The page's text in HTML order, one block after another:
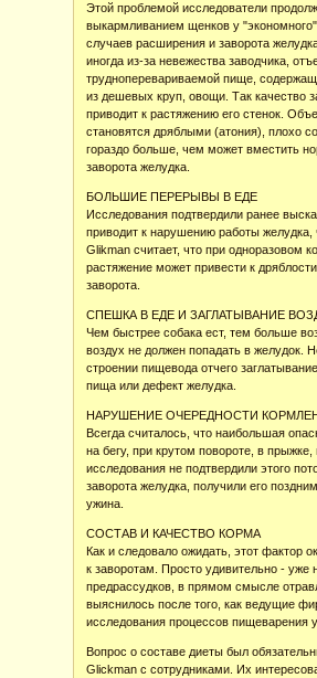
Этой проблемой исследователи
выкармливанием щенков у
случаев расширения и заворота
иногда из-за невежества заводчика,
трудноперевариваемой пище,
из дешевых круп, овощи. Так качество
приводит к растяжению его стенок.
становятся дряблыми (атония), плохо
гораздо больше, чем может вместить
заворота желудка.
БОЛЬШИЕ ПЕРЕРЫВЫ В ЕДЕ
Исследования подтвердили ранее
приводит к нарушению работы
Glikman считает, что при
растяжение может привести к
заворота.
СПЕШКА В ЕДЕ И ЗАГЛАТЫВАНИЕ
Чем быстрее собака ест, тем больше
воздух не должен попадать в желудок.
строении пищевода отчего
пища или дефект желудка.
НАРУШЕНИЕ ОЧЕРЕДНОСТИ
Всегда считалось, что наибольшая
на бегу, при крутом повороте, в
исследования не подтвердили этого
заворота желудка, получили его
ужина.
СОСТАВ И КАЧЕСТВО КОРМА
Как и следовало ожидать, этот фактор
к заворотам. Просто удивительно - уже
предрассудков, в прямом смысле
выяснилось после того, как ведущие
исследования процессов пищеварения
Вопрос о составе диеты был
Glickman с сотрудниками. Их